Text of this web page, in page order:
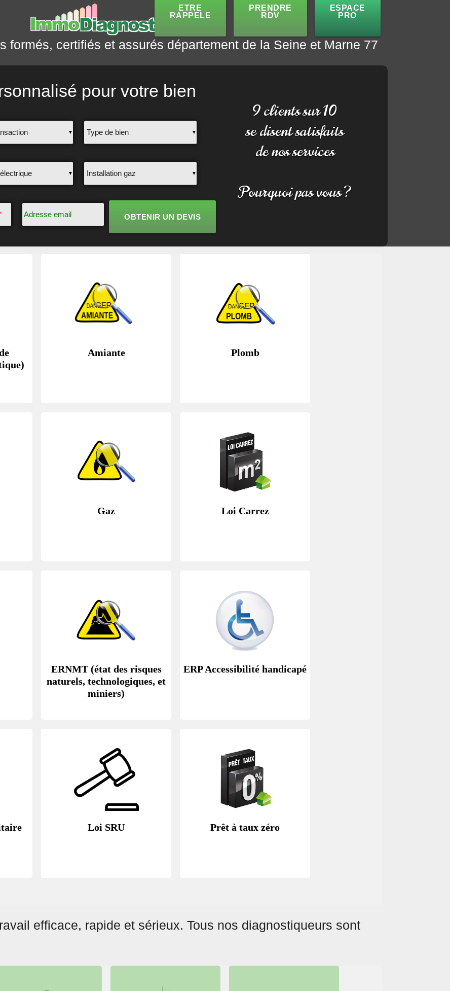
ETRE
RAPPELE
PRENDRE
RDV
ESPACE
PRO
formés, certifiés et assurés département de la Seine et Marne 77
pour votre bien
▼ ▼
▼ ▼
Adresse email
9 clients sur 10
se disent satisfaits
de nos services
Pourquoi pas vous ?
Amiante Plomb
Gaz Loi Carrez
ERNMT (état des risques
naturels, technologiques, et
miniers)
ERP Accessibilité handicapé
Loi SRU Prêt à taux zéro
efficace, rapide et sérieux. Tous nos diagnostiqueurs sont